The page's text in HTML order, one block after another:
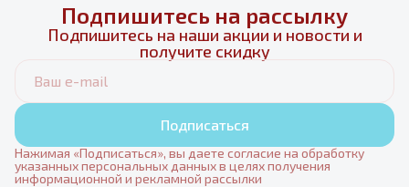
Подпишитесь на рассылку
Подпишитесь на наши акции и новости и
получите скидку
Подписаться
Нажимая «Подписаться», вы даете согласие на обработку
указанных персональных данных в целях получения
информационной и рекламной рассылки